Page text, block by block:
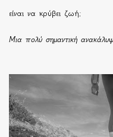
είναι να κρύβει ζωή;
Μια πολύ σημαντική